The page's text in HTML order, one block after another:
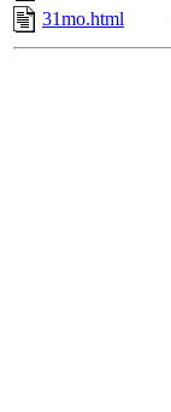
31mo.html